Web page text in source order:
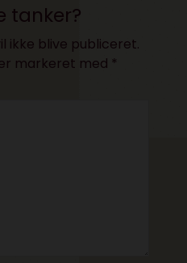
tanker?
ikke blive publiceret.
markeret med *